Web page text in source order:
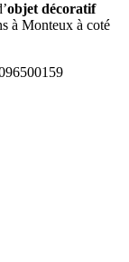
objet décoratif
à Monteux à coté